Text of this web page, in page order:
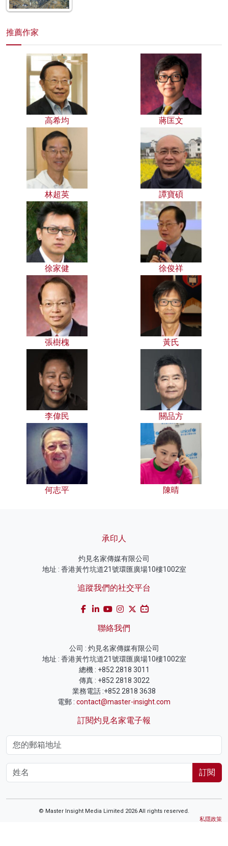
推薦作家
高希均 蔣匡文
林超英 譚寶碩
徐家健 徐俊祥
張樹槐 黃氏
李偉民 關品方
何志平 陳晴
承印人
灼見名家傳媒有限公司
地址 : 香港黃竹坑道21號環匯廣場10樓1002室
追蹤我們的社交平台
聯絡我們
公司 : 灼見名家傳媒有限公司
地址 : 香港黃竹坑道21號環匯廣場10樓1002室
總機 : +852 2818 3011
傳真 : +852 2818 3022
業務電話 :+852 2818 3638
電郵 : contact@master-insight.com
訂閱灼見名家電子報
訂閱
© Master Insight Media Limited 2026 All rights reserved.
私隱政策